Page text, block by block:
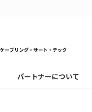
パートナーについて